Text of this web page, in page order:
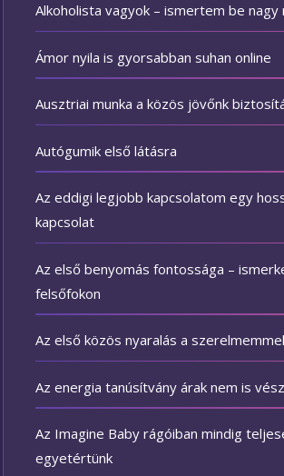
Alkoholista vagyok – ismertem be nagy
Ámor nyila is gyorsabban suhan online
Ausztriai munka a közös jövőnk
Autógumik első látásra
Az eddigi legjobb kapcsolatom egy
kapcsolat
Az első benyomás fontossága –
felsőfokon
Az első közös nyaralás a
Az energia tanúsítvány árak nem is
Az Imagine Baby rágóiban mindig
egyetértünk